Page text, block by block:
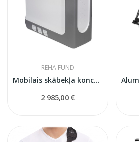
REHA FUND
Mobilais skābekļa koncentrators DeVilbiss Igo2
2 985,00 €